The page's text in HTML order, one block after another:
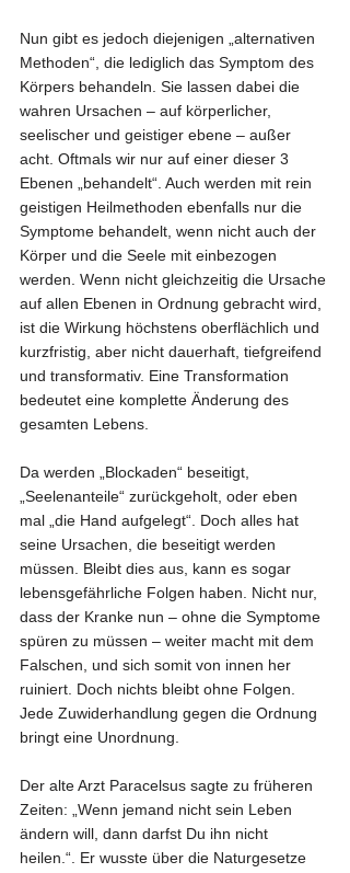
Nun gibt es jedoch diejenigen „alternativen
Methoden“, die lediglich das Symptom des
Körpers behandeln. Sie lassen dabei die
wahren Ursachen – auf körperlicher,
seelischer und geistiger ebene – außer
acht. Oftmals wir nur auf einer dieser 3
Ebenen „behandelt“. Auch werden mit rein
geistigen Heilmethoden ebenfalls nur die
Symptome behandelt, wenn nicht auch der
Körper und die Seele mit einbezogen
werden. Wenn nicht gleichzeitig die Ursache
auf allen Ebenen in Ordnung gebracht wird,
ist die Wirkung höchstens oberflächlich und
kurzfristig, aber nicht dauerhaft, tiefgreifend
und transformativ. Eine Transformation
bedeutet eine komplette Änderung des
gesamten Lebens.
Da werden „Blockaden“ beseitigt,
„Seelenanteile“ zurückgeholt, oder eben
mal „die Hand aufgelegt“. Doch alles hat
seine Ursachen, die beseitigt werden
müssen. Bleibt dies aus, kann es sogar
lebensgefährliche Folgen haben. Nicht nur,
dass der Kranke nun – ohne die Symptome
spüren zu müssen – weiter macht mit dem
Falschen, und sich somit von innen her
ruiniert. Doch nichts bleibt ohne Folgen.
Jede Zuwiderhandlung gegen die Ordnung
bringt eine Unordnung.
Der alte Arzt Paracelsus sagte zu früheren
Zeiten: „Wenn jemand nicht sein Leben
ändern will, dann darfst Du ihn nicht
heilen.“. Er wusste über die Naturgesetze